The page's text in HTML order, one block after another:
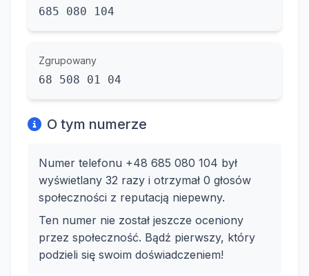
685 080 104
Zgrupowany
68 508 01 04
O tym numerze
Numer telefonu +48 685 080 104 był
wyświetlany 32 razy i otrzymał 0 głosów
społeczności z reputacją niepewny.
Ten numer nie został jeszcze oceniony
przez społeczność. Bądź pierwszy, który
podzieli się swoim doświadczeniem!